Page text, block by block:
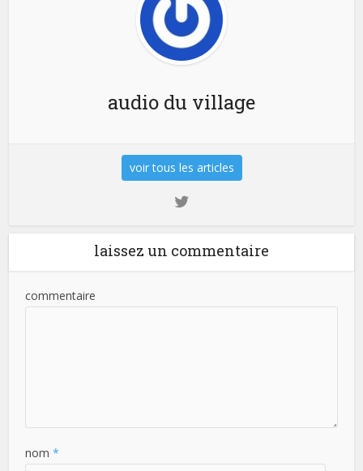
audio du village
voir tous les articles
laissez un commentaire
commentaire
nom *